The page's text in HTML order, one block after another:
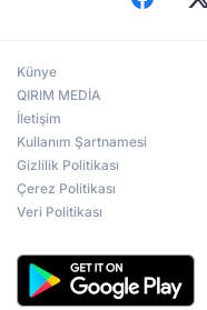
Künye
QIRIM MEDİA
İletişim
Kullanım Şartnamesi
Gizlilik Politikası
Çerez Politikası
Veri Politikası